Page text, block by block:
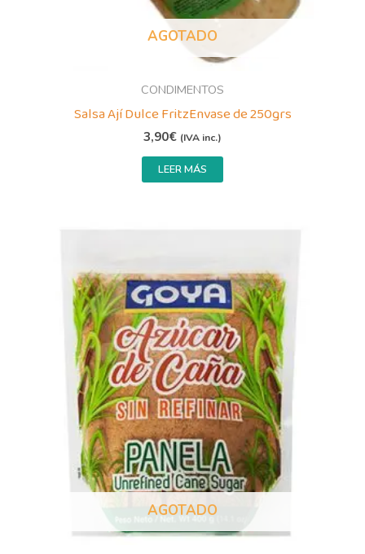
AGOTADO
CONDIMENTOS
Salsa Ají Dulce FritzEnvase de 250grs
3,90€ (IVA inc.)
LEER MÁS
AGOTADO